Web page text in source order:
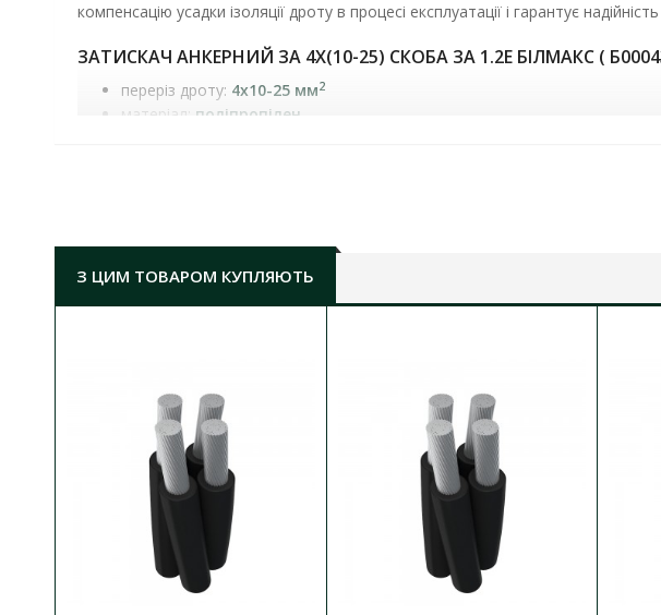
компенсацію усадки ізоляції дроту в процесі експлуатації і гарантує
ЗАТИСКАЧ АНКЕРНИЙ ЗА 4Х(10-25) СКОБА ЗА 1.2Е БІЛМАКС (
переріз дроту: 4х10-25 мм2
матеріал: поліпропілен
З ЦИМ ТОВАРОМ КУПЛЯЮТЬ